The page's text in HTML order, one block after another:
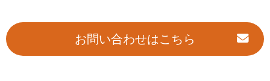
お問い合わせはこちら